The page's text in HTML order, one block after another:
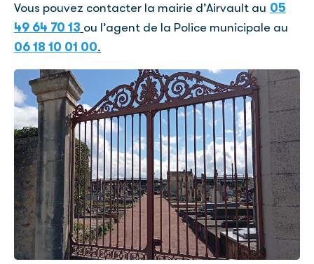
Vous pouvez contacter la mairie d’Airvault au 05
49 64 70 13 ou l’agent de la Police municipale au
06 18 10 01 00.